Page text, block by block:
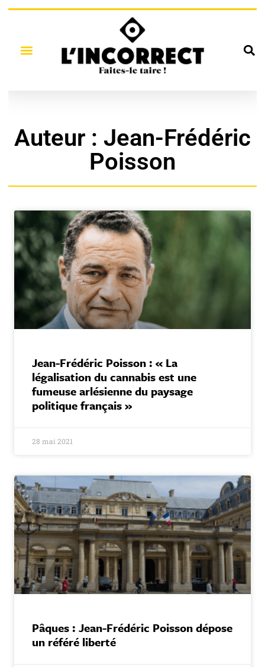
Auteur : Jean-Frédéric
Poisson
Jean-Frédéric Poisson : « La
légalisation du cannabis est une
fumeuse arlésienne du paysage
politique français »
28 mai 2021
Pâques : Jean-Frédéric Poisson dépose
un référé liberté